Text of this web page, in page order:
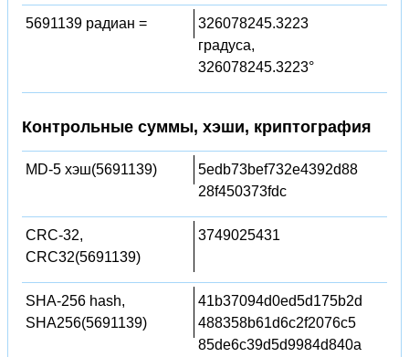
5691139 радиан =
326078245.3223
градуса,
326078245.3223°
Контрольные суммы, хэши, криптография
MD-5 хэш(5691139)
5edb73bef732e4392d88
28f450373fdc
CRC-32,
CRC32(5691139)
3749025431
SHA-256 hash,
SHA256(5691139)
41b37094d0ed5d175b2d
488358b61d6c2f2076c5
85de6c39d5d9984d840a